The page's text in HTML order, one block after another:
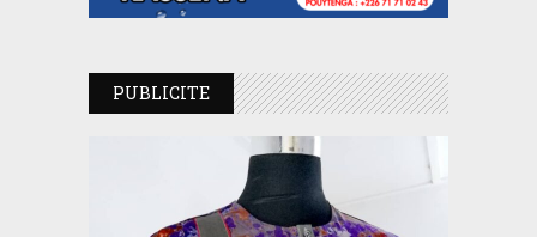
PUBLICITE